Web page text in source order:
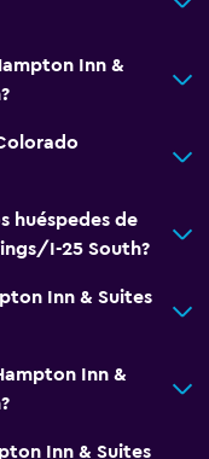
Inn &
huéspedes de
I-25 South?
Inn & Suites
Inn &
Inn & Suites